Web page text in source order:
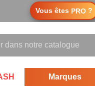
Vous êtes PRO ?
Marques